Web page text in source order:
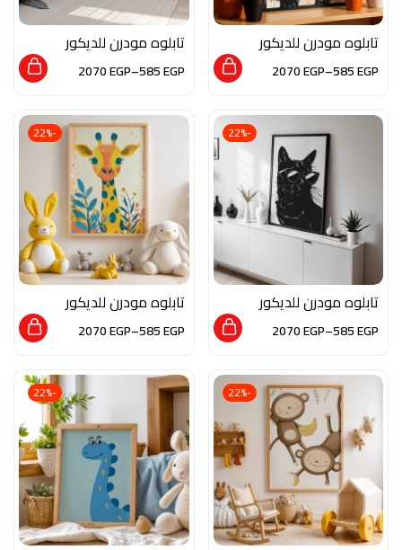
تابلوه مودرن للديكور
من الخشب الطبيعي و
الزجاج بلمسه من الفن
585EGP
–
2070EGP
تابلوه مودرن للديكور
من الخشب الطبيعي و
الزجاج بلمسه من الفن
585EGP
–
2070EGP
-22%
تابلوه مودرن للديكور
من الخشب الطبيعي و
الزجاج بلمسه من الفن
585EGP
–
2070EGP
-22%
تابلوه مودرن للديكور
من الخشب الطبيعي و
الزجاج بلمسه من الفن
585EGP
–
2070EGP
-22%
-22%